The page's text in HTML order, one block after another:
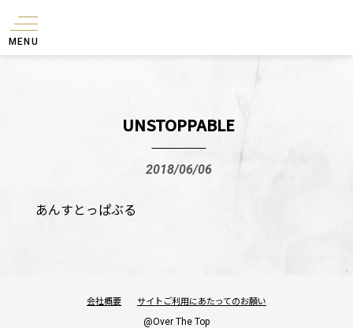
MENU
UNSTOPPABLE
2018/06/06
あんすとっぱぶる
会社概要 サイトご利用にあたってのお願い
@Over The Top